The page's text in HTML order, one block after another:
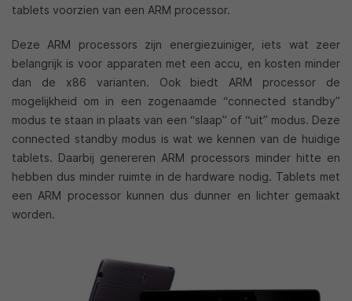
tablets voorzien van een ARM processor.
Deze ARM processors zijn energiezuiniger, iets wat zeer
belangrijk is voor apparaten met een accu, en kosten minder
dan de x86 varianten. Ook biedt ARM processor de
mogelijkheid om in een zogenaamde “connected standby”
modus te staan in plaats van een “slaap” of “uit” modus. Deze
connected standby modus is wat we kennen van de huidige
tablets. Daarbij genereren ARM processors minder hitte en
hebben dus minder ruimte in de hardware nodig. Tablets met
een ARM processor kunnen dus dunner en lichter gemaakt
worden.